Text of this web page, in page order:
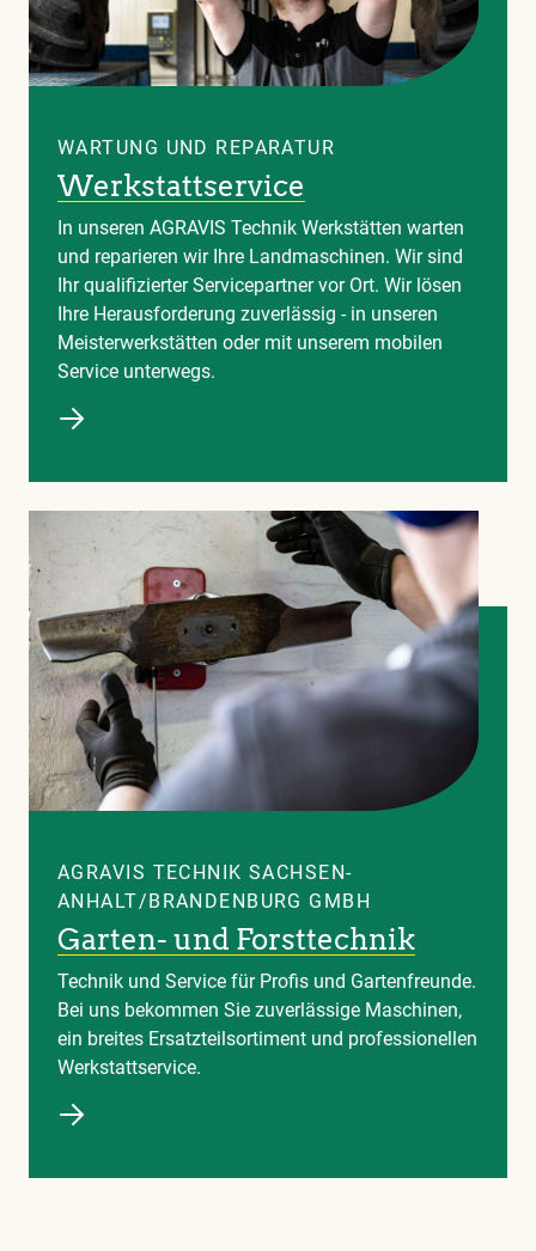
WARTUNG UND REPARATUR
Werkstattservice
In unseren AGRAVIS Technik Werkstätten warten
und reparieren wir Ihre Landmaschinen. Wir sind
Ihr qualifizierter Servicepartner vor Ort. Wir lösen
Ihre Herausforderung zuverlässig - in unseren
Meisterwerkstätten oder mit unserem mobilen
Service unterwegs.
AGRAVIS TECHNIK SACHSEN-
ANHALT/BRANDENBURG GMBH
Garten- und Forsttechnik
Technik und Service für Profis und Gartenfreunde.
Bei uns bekommen Sie zuverlässige Maschinen,
ein breites Ersatzteilsortiment und professionellen
Werkstattservice.